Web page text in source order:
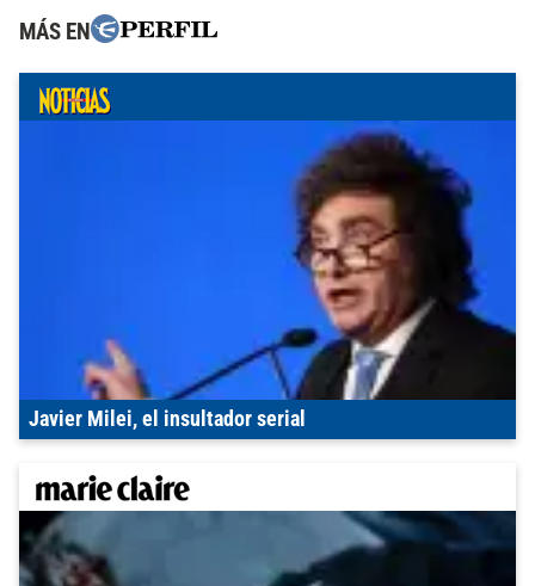
MÁS EN
Javier Milei, el insultador serial